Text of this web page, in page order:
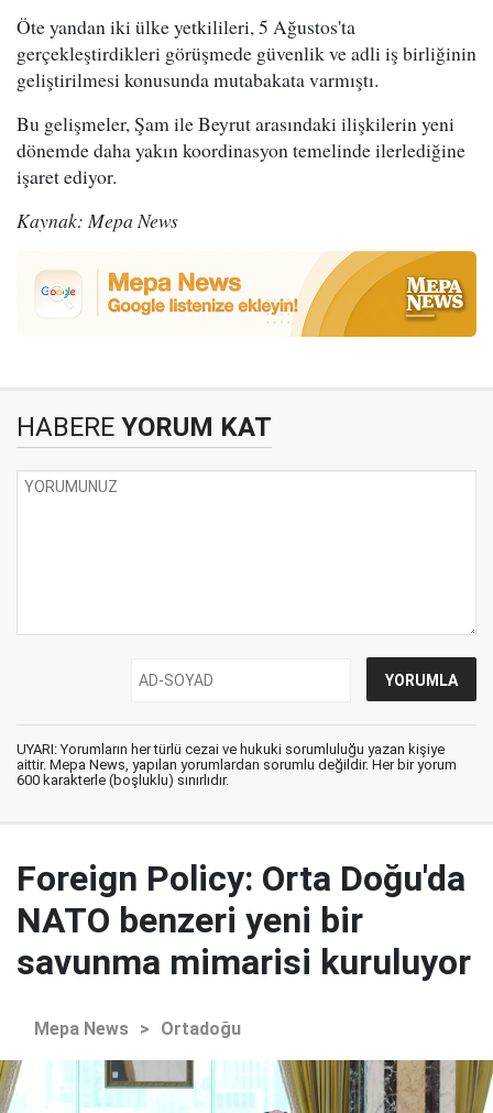
Öte yandan iki ülke yetkilileri, 5 Ağustos'ta
gerçekleştirdikleri görüşmede güvenlik ve adli iş birliğinin
geliştirilmesi konusunda mutabakata varmıştı.
Bu gelişmeler, Şam ile Beyrut arasındaki ilişkilerin yeni
dönemde daha yakın koordinasyon temelinde ilerlediğine
işaret ediyor.
Kaynak: Mepa News
HABERE YORUM KAT
UYARI: Yorumların her türlü cezai ve hukuki sorumluluğu yazan kişiye
aittir. Mepa News, yapılan yorumlardan sorumlu değildir. Her bir yorum
600 karakterle (boşluklu) sınırlıdır.
Foreign Policy: Orta Doğu'da
NATO benzeri yeni bir
savunma mimarisi kuruluyor
Mepa News > Ortadoğu